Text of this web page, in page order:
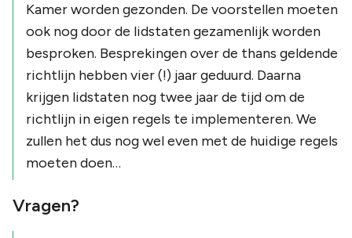
Kamer worden gezonden. De voorstellen moeten
ook nog door de lidstaten gezamenlijk worden
besproken. Besprekingen over de thans geldende
richtlijn hebben vier (!) jaar geduurd. Daarna
krijgen lidstaten nog twee jaar de tijd om de
richtlijn in eigen regels te implementeren. We
zullen het dus nog wel even met de huidige regels
moeten doen…
Vragen?